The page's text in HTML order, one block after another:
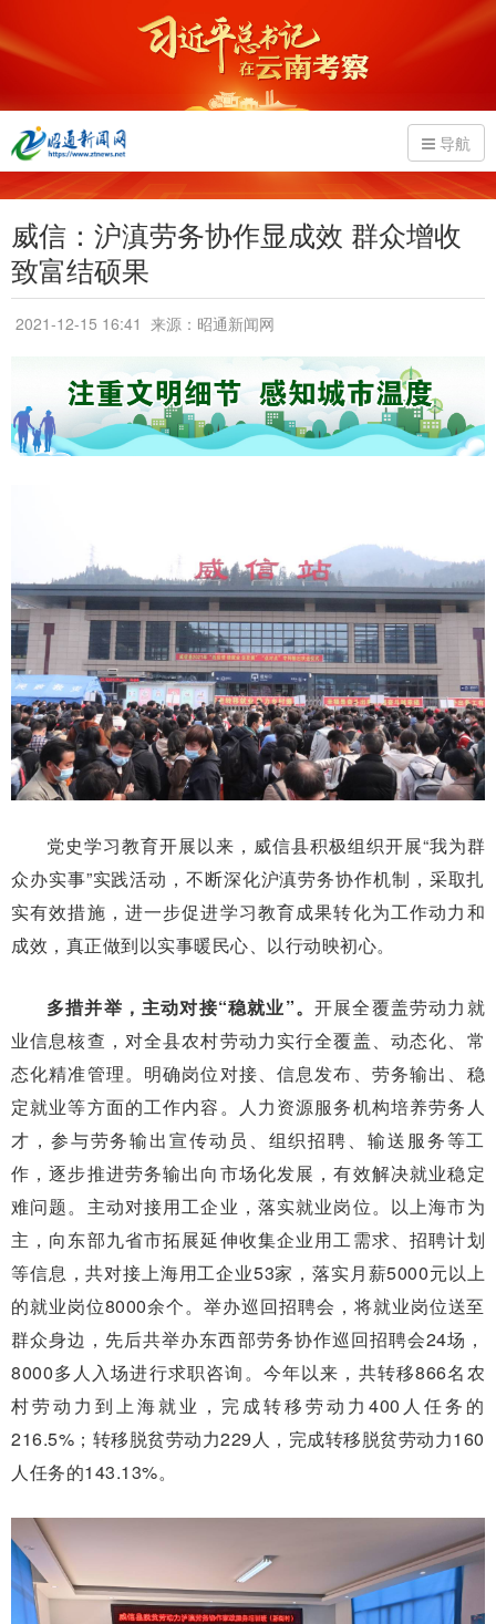
导航
威信：沪滇劳务协作显成效 群众增收
致富结硕果
2021-12-15 16:41 来源：昭通新闻网
党史学习教育开展以来，威信县积极组织开展“我为群
众办实事”实践活动，不断深化沪滇劳务协作机制，采取扎
实有效措施，进一步促进学习教育成果转化为工作动力和
成效，真正做到以实事暖民心、以行动映初心。
多措并举，主动对接“稳就业”。 开展全覆盖劳动力就
业信息核查，对全县农村劳动力实行全覆盖、动态化、常
态化精准管理。明确岗位对接、信息发布、劳务输出、稳
定就业等方面的工作内容。人力资源服务机构培养劳务人
才，参与劳务输出宣传动员、组织招聘、输送服务等工
作，逐步推进劳务输出向市场化发展，有效解决就业稳定
难问题。主动对接用工企业，落实就业岗位。以上海市为
主，向东部九省市拓展延伸收集企业用工需求、招聘计划
等信息，共对接上海用工企业53家，落实月薪5000元以上
的就业岗位8000余个。举办巡回招聘会，将就业岗位送至
群众身边，先后共举办东西部劳务协作巡回招聘会24场，
8000多人入场进行求职咨询。今年以来，共转移866名农
村劳动力到上海就业，完成转移劳动力400人任务的
216.5%；转移脱贫劳动力229人，完成转移脱贫劳动力160
人任务的143.13%。